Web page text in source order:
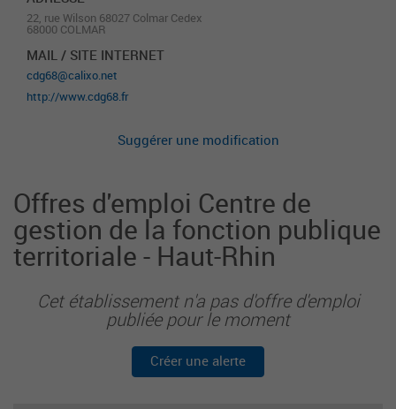
22, rue Wilson 68027 Colmar Cedex
68000 COLMAR
MAIL / SITE INTERNET
cdg68@calixo.net
http://www.cdg68.fr
Suggérer une modification
Offres d'emploi Centre de
gestion de la fonction publique
territoriale - Haut-Rhin
Cet établissement n'a pas d'offre d'emploi
publiée pour le moment
Créer une alerte